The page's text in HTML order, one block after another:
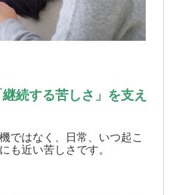
続する苦しさ」を支え
ではなく、日常、いつ起こ
も近い苦しさです。